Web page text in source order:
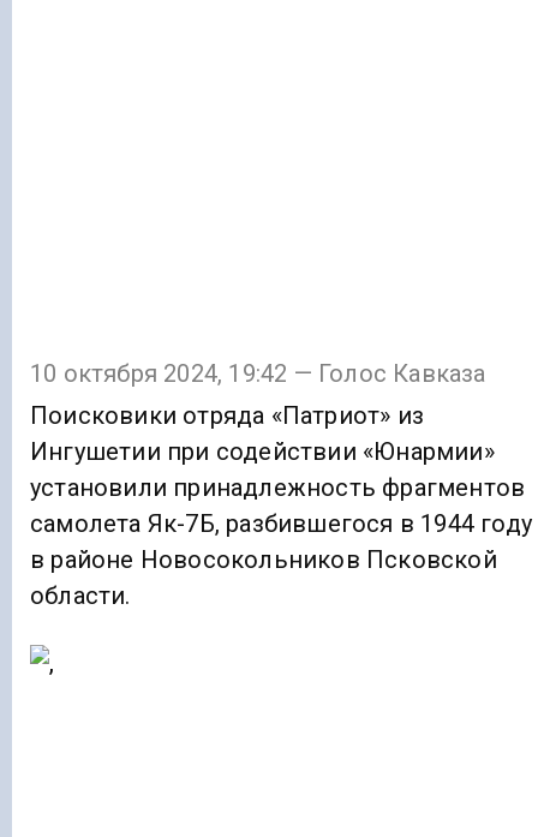
10 октября 2024, 19:42 — Голос Кавказа
Поисковики отряда «Патриот» из
Ингушетии при содействии «Юнармии»
установили принадлежность фрагментов
самолета Як-7Б, разбившегося в 1944 году
в районе Новосокольников Псковской
области.